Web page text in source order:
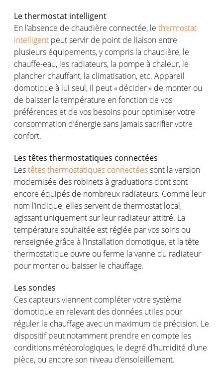
Le thermostat intelligent
En l’absence de chaudière connectée, le thermostat
intelligent peutservir de point de liaison entre
plusieurs équipements, ycompris la chaudière, le
chauffe-eau, les radiateurs, la pompe à chaleur, le
plancher chauffant, la climatisation, etc. Appareil
domotique à lui seul, il peut«décider» de monter ou
de baisser latempérature enfonction de vos
préférences et de vos besoins pour optimiservotre
consommation d’énergie sans jamaissacrifiervotre
confort.
Les têtes thermostatiques connectées
Lestêtes thermostatiques connectéessont la version
modernisée des robinetsà graduations dontsont
encore équipés de nombreux radiateurs. Comme leur
nom l’indique, ellesservent de thermostat local,
agissant uniquementsur leur radiateurattitré. La
température souhaitée est réglée parvossoins ou
renseignée grâce à l’installation domotique, et la tête
thermostatique ouvre ou ferme lavanne du radiateur
pour monter ou baisser le chauffage.
Les sondes
Ces capteursviennent complétervotre système
domotique en relevant des données utiles pour
réguler le chauffage avec un maximum de précision. Le
dispositif peut notamment prendre en compte les
conditions météorologiques, le degré d’humidité d’une
pièce, ou encore son niveau d’ensoleillement.